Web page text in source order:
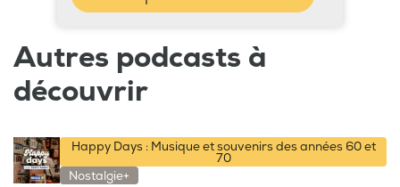
Autres podcasts à
découvrir
Happy Days : Musique et souvenirs des années 60 et
70
Nostalgie+